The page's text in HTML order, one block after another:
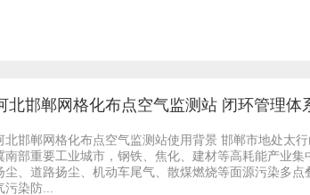
北邯郸网格化布点空气监测站 闭环管理体
北邯郸网格化布点空气监测站使用背景 邯郸市地处太
南部重要工业城市，钢铁、焦化、建材等高耗能产业
尘、道路扬尘、机动车尾气、散煤燃烧等面源污染多
污染防...